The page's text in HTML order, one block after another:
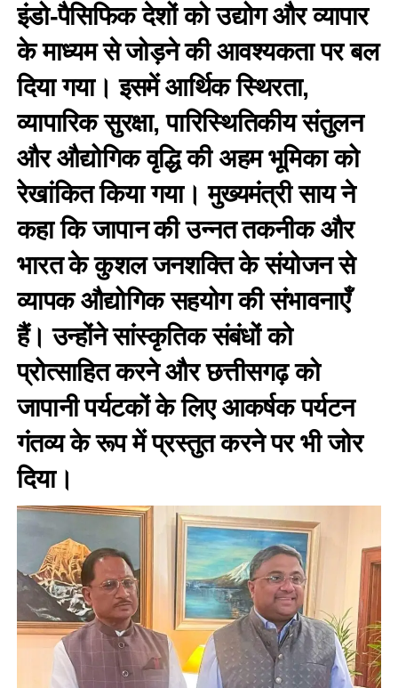
इंडो-पैसिफिक देशों को उद्योग और व्यापार
के माध्यम से जोड़ने की आवश्यकता पर बल
दिया गया। इसमें आर्थिक स्थिरता,
व्यापारिक सुरक्षा, पारिस्थितिकीय संतुलन
और औद्योगिक वृद्धि की अहम भूमिका को
रेखांकित किया गया। मुख्यमंत्री साय ने
कहा कि जापान की उन्नत तकनीक और
भारत के कुशल जनशक्ति के संयोजन से
व्यापक औद्योगिक सहयोग की संभावनाएँ
हैं। उन्होंने सांस्कृतिक संबंधों को
प्रोत्साहित करने और छत्तीसगढ़ को
जापानी पर्यटकों के लिए आकर्षक पर्यटन
गंतव्य के रूप में प्रस्तुत करने पर भी जोर
दिया।